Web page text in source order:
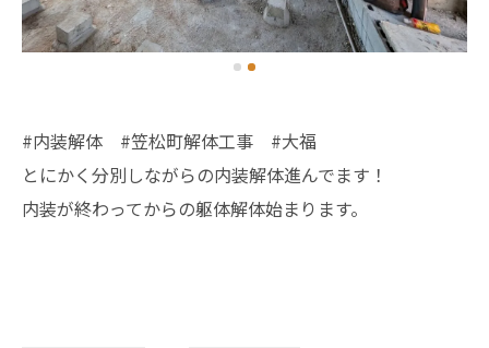
#内装解体 #笠松町解体工事 #大福
とにかく分別しながらの内装解体進んでます！
内装が終わってからの躯体解体始まります。